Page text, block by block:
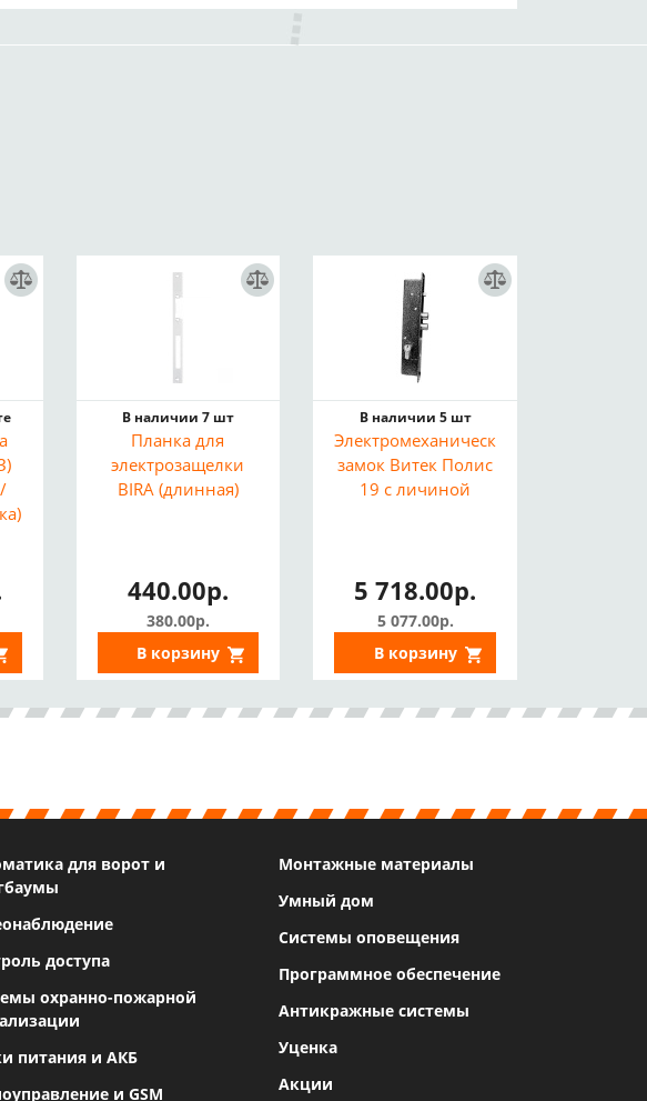
В наличии 7 шт
Планка для
электрозащелки
BIRA (длинная)
440.00р.
380.00р.
В корзину
В наличии 5 шт
Электромеханический
замок Витек Полис
19 с личиной
5 718.00р.
5 077.00р.
В корзину
для ворот и
доступа
охранно-пожарной
питания и АКБ
и GSM
Монтажные материалы
Умный дом
Системы оповещения
Программное обеспечение
Антикражные системы
Уценка
Акции